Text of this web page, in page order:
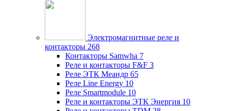
Электромагнитные реле и
контакторы 268
Контакторы Samwha 7
Реле и контакторы F&F 3
Реле ЭТК Меандр 65
Реле Line Energy 10
Реле Smartmodule 10
Реле и контакторы ЭТК Энергия 10